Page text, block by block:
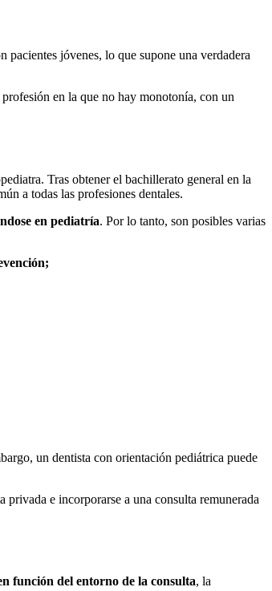
pacientes jóvenes, lo que supone una verdadera
en la que no hay monotonía, con un
Tras obtener el bachillerato general en la
a todas las profesiones dentales.
en pediatría. Por lo tanto, son posibles varias
un dentista con orientación pediátrica puede
e incorporarse a una consulta remunerada
función del entorno de la consulta, la